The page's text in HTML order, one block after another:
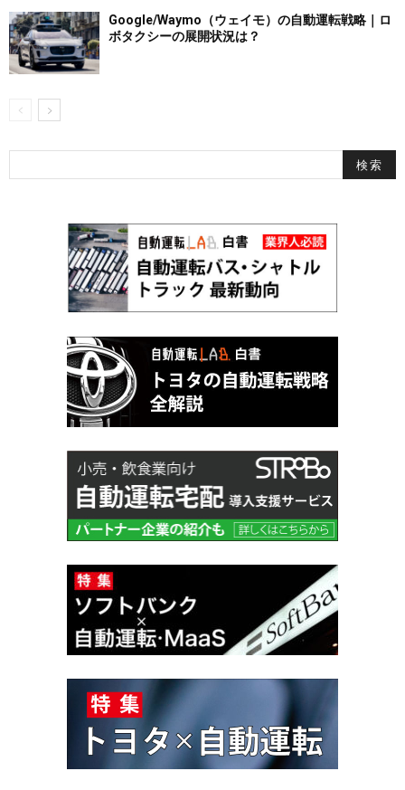
Google/Waymo（ウェイモ）の自動運転戦略｜ロ
ボタクシーの展開状況は？